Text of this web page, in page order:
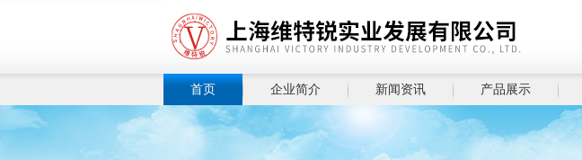
首页 企业简介 新闻资讯 产品展示